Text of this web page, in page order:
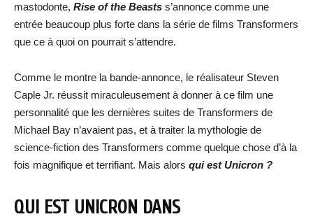
mastodonte, Rise of the Beasts s’annonce comme une
entrée beaucoup plus forte dans la série de films Transformers
que ce à quoi on pourrait s’attendre.
Comme le montre la bande-annonce, le réalisateur Steven
Caple Jr. réussit miraculeusement à donner à ce film une
personnalité que les dernières suites de Transformers de
Michael Bay n’avaient pas, et à traiter la mythologie de
science-fiction des Transformers comme quelque chose d’à la
fois magnifique et terrifiant. Mais alors qui est Unicron ?
QUI EST UNICRON DANS